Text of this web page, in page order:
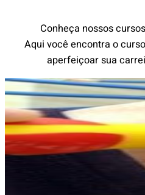
Conheça nossos
Aqui você encontra o
aperfeiçoar sua